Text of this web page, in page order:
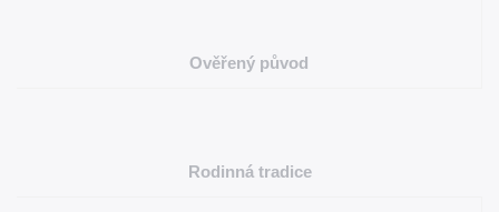
Ověřený původ
Rodinná tradice